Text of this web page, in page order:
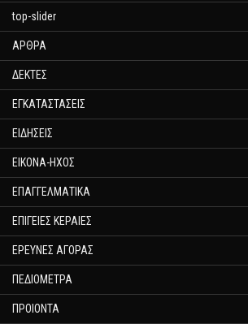
top-slider
ΑΡΘΡΑ
ΔΕΚΤΕΣ
ΕΓΚΑΤΑΣΤΑΣΕΙΣ
ΕΙΔΗΣΕΙΣ
ΕΙΚΟΝΑ-ΗΧΟΣ
ΕΠΑΓΓΕΛΜΑΤΙΚΑ
ΕΠΙΓΕΙΕΣ ΚΕΡΑΙΕΣ
ΕΡΕΥΝΕΣ ΑΓΟΡΑΣ
ΠΕΔΙΟΜΕΤΡΑ
ΠΡΟΙΟΝΤΑ